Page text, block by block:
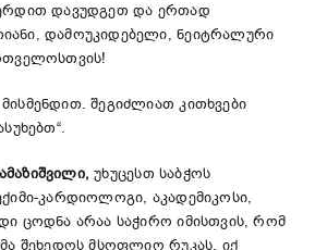
დავუდგეთ და ერთად
დამოუკიდებელი, ნეიტრალური
შეგიძლიათ კითხვები
, უხუცესთ საბჭოს
კარდიოლოგი, აკადემიკოსი,
ცოდნა არაა საჭირო იმისთვის, რომ
შეხედოს მსოფლიო რუკას, იქ